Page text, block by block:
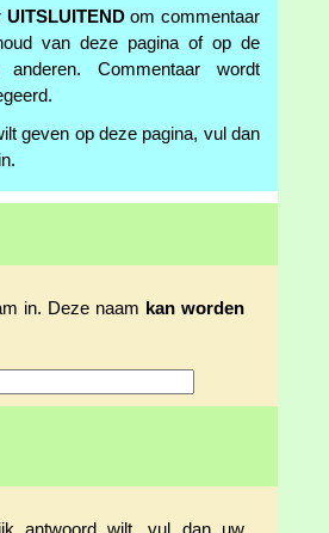
UITSLUITENDom commentaar
van deze pagina of op de
anderen. Commentaar wordt
geven op deze pagina, vul dan
in. Deze naam kan worden